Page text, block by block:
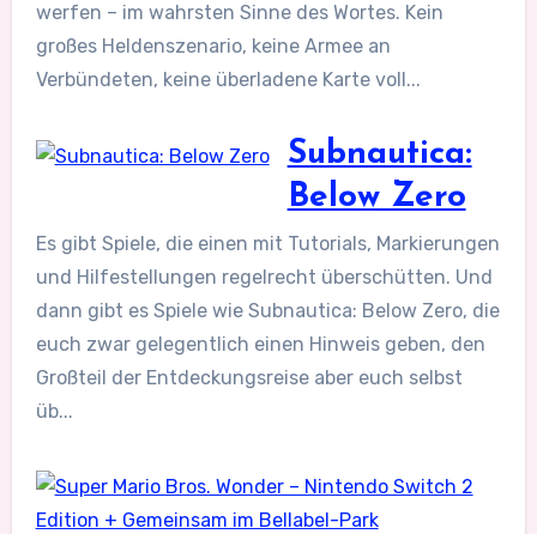
werfen – im wahrsten Sinne des Wortes. Kein
großes Heldenszenario, keine Armee an
Verbündeten, keine überladene Karte voll...
Subnautica:
Below Zero
Es gibt Spiele, die einen mit Tutorials, Markierungen
und Hilfestellungen regelrecht überschütten. Und
dann gibt es Spiele wie Subnautica: Below Zero, die
euch zwar gelegentlich einen Hinweis geben, den
Großteil der Entdeckungsreise aber euch selbst
üb...